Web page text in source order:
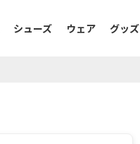
シューズ ウェア グッズ